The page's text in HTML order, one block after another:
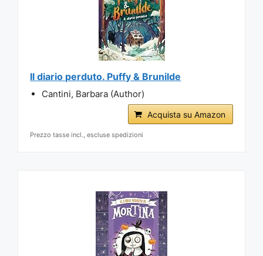
Il diario perduto. Puffy & Brunilde
Cantini, Barbara (Author)
Acquista su Amazon
Prezzo tasse incl., escluse spedizioni